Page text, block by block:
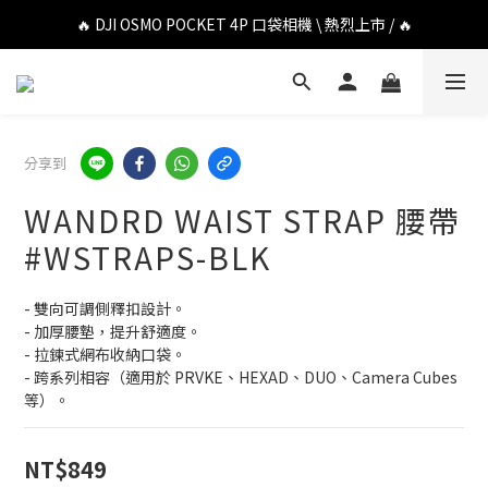
🔥 DJI OSMO POCKET 4P 口袋相機 \ 熱烈上市 / 🔥
🔥 DJI OSMO POCKET 4P 口袋相機 \ 熱烈上市 / 🔥
🔥 Insta360 Luna Ultra 雲台相機 \ 熱烈上市 / 🔥
🔥 DJI OSMO POCKET 4P 口袋相機 \ 熱烈上市 / 🔥
分享到
WANDRD WAIST STRAP 腰帶
#WSTRAPS-BLK
- 雙向可調側釋扣設計。
- 加厚腰墊，提升舒適度。
- 拉鍊式網布收納口袋。
- 跨系列相容（適用於 PRVKE、HEXAD、DUO、Camera Cubes
等）。
NT$849